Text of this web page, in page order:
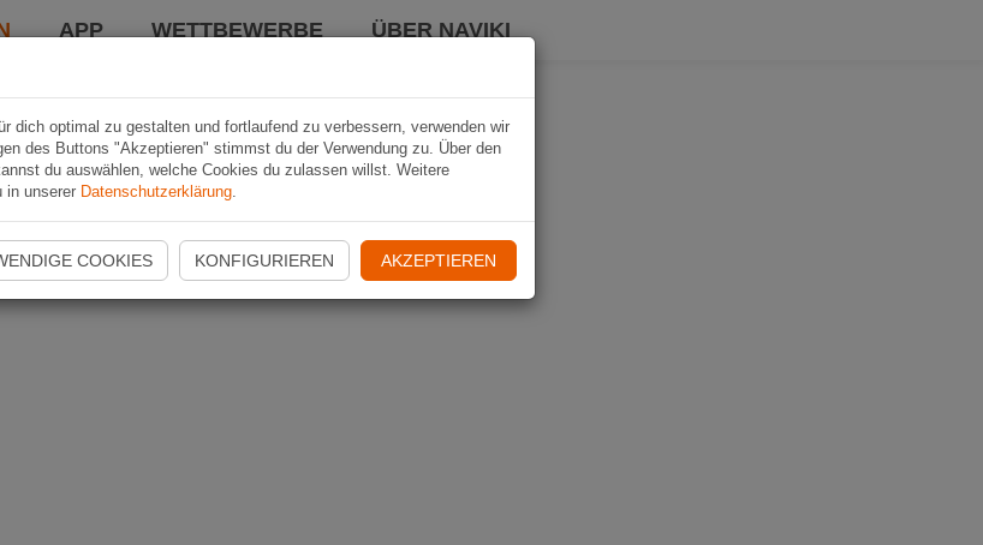
APP WETTBEWERBE ÜBER NAVIKI
dich optimal zu gestalten und fortlaufend zu verbessern, verwenden wir
des Buttons "Akzeptieren" stimmst du der Verwendung zu. Über den
du auswählen, welche Cookies du zulassen willst. Weitere
in unserer Datenschutzerklärung.
COOKIES KONFIGURIEREN AKZEPTIEREN